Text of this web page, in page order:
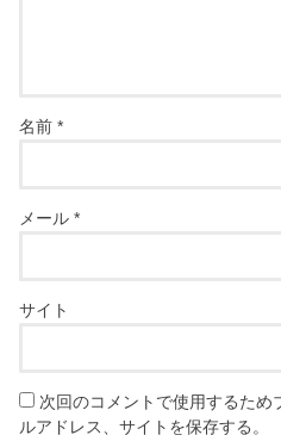
名前*
メール*
サイト
次回のコメントで使用するた
ルアドレス、サイトを保存する。